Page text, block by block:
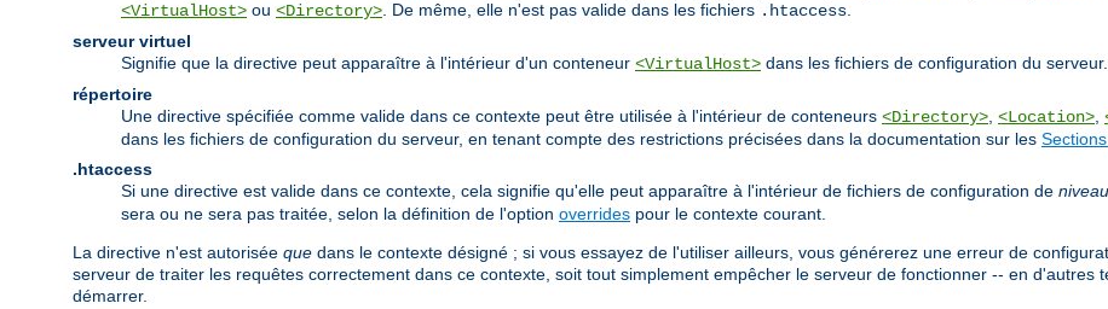
<VirtualHost> ou <Directory> . De même, elle n'est pas valide dans les fichiers .htaccess
serveur virtuel
Signifie que la directive peut apparaître à l'intérieur d'un conteneur <VirtualHost> dans les fichiers de configuration du serveur.
répertoire
Une directive spécifiée comme valide dans ce contexte peut être utilisée à l'intérieur de conteneurs <Directory> <Location>
dans les fichiers de configuration du serveur, en tenant compte des restrictions précisées dans la documentation sur les
.htaccess
Si une directive est valide dans ce contexte, cela signifie qu'elle peut apparaître à l'intérieur de fichiers de configuration de niveau
sera ou ne sera pas traitée, selon la définition de l'option overrides pour le contexte courant.
La directive n'est autorisée que dans le contexte désigné ; si vous essayez de l'utiliser ailleurs, vous générerez une erreur de
serveur de traiter les requêtes correctement dans ce contexte, soit tout simplement empêcher le serveur de fonctionner -- en d'autres
démarrer.